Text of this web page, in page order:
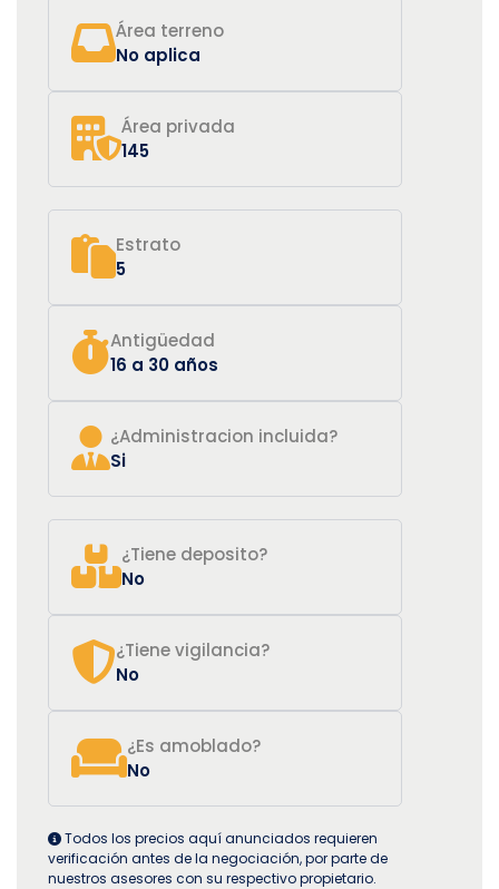
Área terreno
No aplica
Área privada
145
Estrato
5
Antigüedad
16 a 30 años
¿Administracion incluida?
Si
¿Tiene deposito?
No
¿Tiene vigilancia?
No
¿Es amoblado?
No
Todos los precios aquí anunciados requieren
verificación antes de la negociación, por parte de
nuestros asesores con su respectivo propietario.